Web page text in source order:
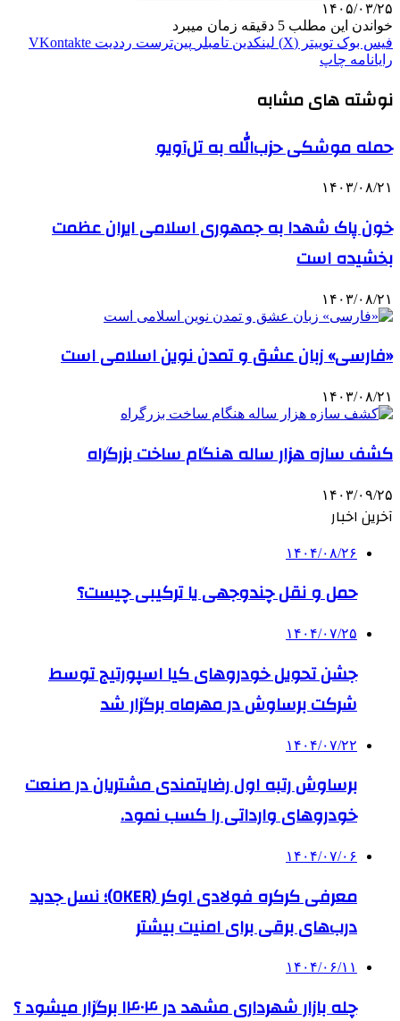
۱۴۰۵/۰۳/۲۵
خواندن این مطلب 5 دقیقه زمان میبرد
فیس بوک توییتر (X) لینکدین ‫تامبلر ‫پین‌ترست ‫رددیت ‫VKontakte
رایانامه چاپ
نوشته های مشابه
حمله موشکی حزب‌الله به تل‌آویو
۱۴۰۳/۰۸/۲۱
خون پاک شهدا به جمهوری اسلامی ایران عظمت
بخشیده است
۱۴۰۳/۰۸/۲۱
«فارسی» زبان عشق و تمدن نوین اسلامی است
۱۴۰۳/۰۸/۲۱
کشف سازه هزار ساله هنگام ساخت بزرگراه
۱۴۰۳/۰۹/۲۵
آخرین اخبار
۱۴۰۴/۰۸/۲۶
حمل و نقل چندوجهی یا ترکیبی چیست؟
۱۴۰۴/۰۷/۲۵
جشن تحویل خودروهای کیا اسپورتیج توسط
شرکت برساوش در مهرماه برگزار شد
۱۴۰۴/۰۷/۲۲
برساوش رتبه اول رضایتمندی مشتریان در صنعت
خودروهای وارداتی را کسب نمود.
۱۴۰۴/۰۷/۰۶
معرفی کرکره فولادی اوکر (OKER)؛ نسل جدید
درب‌های برقی برای امنیت بیشتر
۱۴۰۴/۰۶/۱۱
چله بازار شهرداری مشهد در ۱۴۰۴ برگزار میشود ؟